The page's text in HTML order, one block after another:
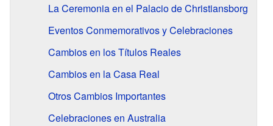
La Ceremonia en el Palacio de Christiansborg
Eventos Conmemorativos y Celebraciones
Cambios en los Títulos Reales
Cambios en la Casa Real
Otros Cambios Importantes
Celebraciones en Australia